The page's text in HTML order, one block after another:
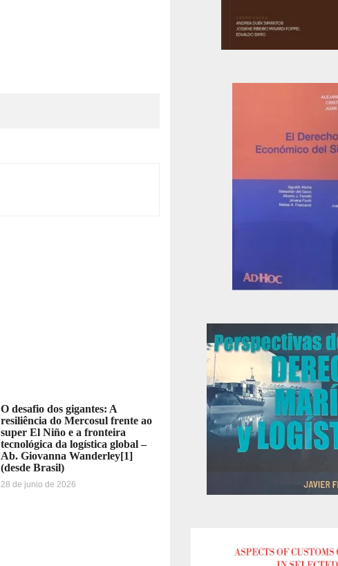
O desafio dos gigantes: A
resiliência do Mercosul frente ao
super El Niño e a fronteira
tecnológica da logística global –
Ab. Giovanna Wanderley[1]
(desde Brasil)
28 de junio de 2026